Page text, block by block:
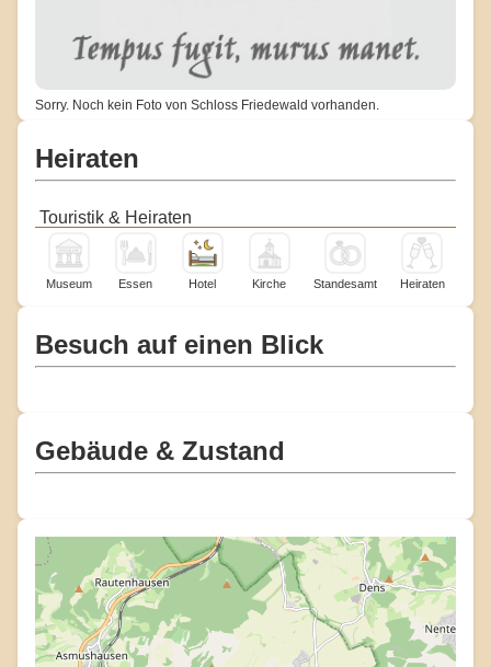
Sorry. Noch kein Foto von Schloss Friedewald vorhanden.
Heiraten
Touristik & Heiraten
Museum Essen Hotel Kirche Standesamt Heiraten
Besuch auf einen Blick
Gebäude & Zustand